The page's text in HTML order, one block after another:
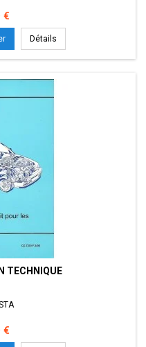
€
Détails
TECHNIQUE
€